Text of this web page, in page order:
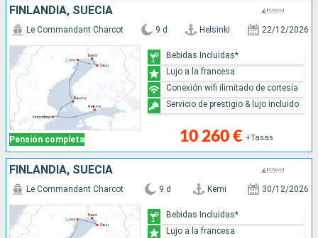
FINLANDIA, SUECIA
Pensión completa
Le Commandant Charcot 9 d Helsinki 22/12/2026
10 260 € +Tasas
Bebidas Incluidas*
Lujo a la francesa
Conexión wifi ilimitado de cortesía
Servicio de prestigio & lujo incluido
FINLANDIA, SUECIA
Le Commandant Charcot 9 d Kemi 30/12/2026
Bebidas Incluidas*
Lujo a la francesa